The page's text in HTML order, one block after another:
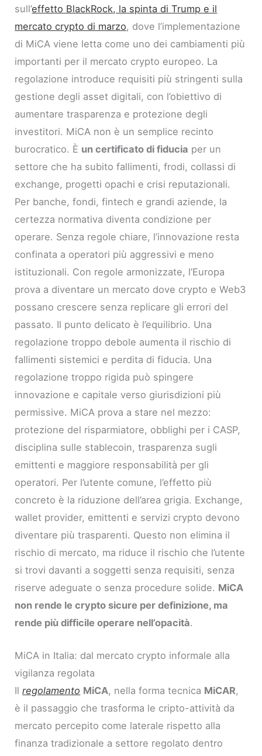
sull’effetto BlackRock, la spinta di Trump e il
mercato crypto di marzo, dove l’implementazione
di MiCA viene letta come uno dei cambiamenti più
importanti per il mercato crypto europeo. La
regolazione introduce requisiti più stringenti sulla
gestione degli asset digitali, con l’obiettivo di
aumentare trasparenza e protezione degli
investitori. MiCA non è un semplice recinto
burocratico. È un certificato di fiducia per un
settore che ha subito fallimenti, frodi, collassi di
exchange, progetti opachi e crisi reputazionali.
Per banche, fondi, fintech e grandi aziende, la
certezza normativa diventa condizione per
operare. Senza regole chiare, l’innovazione resta
confinata a operatori più aggressivi e meno
istituzionali. Con regole armonizzate, l’Europa
prova a diventare un mercato dove crypto e Web3
possano crescere senza replicare gli errori del
passato. Il punto delicato è l’equilibrio. Una
regolazione troppo debole aumenta il rischio di
fallimenti sistemici e perdita di fiducia. Una
regolazione troppo rigida può spingere
innovazione e capitale verso giurisdizioni più
permissive. MiCA prova a stare nel mezzo:
protezione del risparmiatore, obblighi per i CASP,
disciplina sulle stablecoin, trasparenza sugli
emittenti e maggiore responsabilità per gli
operatori. Per l’utente comune, l’effetto più
concreto è la riduzione dell’area grigia. Exchange,
wallet provider, emittenti e servizi crypto devono
diventare più trasparenti. Questo non elimina il
rischio di mercato, ma riduce il rischio che l’utente
si trovi davanti a soggetti senza requisiti, senza
riserve adeguate o senza procedure solide. MiCA
non rende le crypto sicure per definizione, ma
rende più difficile operare nell’opacità.
MiCA in Italia: dal mercato crypto informale alla
vigilanza regolata
Ilregolamento MiCA, nella forma tecnica MiCAR,
è il passaggio che trasforma le cripto-attività da
mercato percepito come laterale rispetto alla
finanza tradizionale a settore regolato dentro